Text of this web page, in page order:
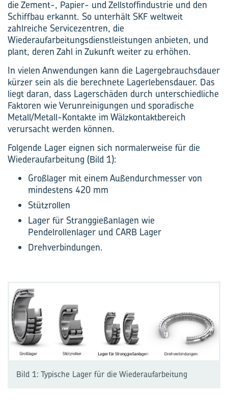
die Zement-, Papier- und Zellstoffindustrie­ und den
Schiffbau erkannt. So unterhält SKF weltweit
zahlreiche Servicezentren, die
Wiederaufarbeitungsdienstleistungen anbieten, und
plant, deren Zahl in Zukunft weiter zu erhöhen.
In vielen Anwendungen kann die Lagergebrauchsdauer
kürzer sein als die berechnete Lagerlebensdauer. Das
liegt daran, dass Lagerschäden durch unterschiedliche
Faktoren wie Verunreinigungen und sporadische
Metall/Metall-Kontakte im Wälzkontaktbereich
verursacht werden können.
Folgende Lager eignen sich normalerweise für die
Wiederaufarbeitung (Bild 1):
Großlager mit einem Außendurchmesser von
mindestens 420 mm
Stützrollen
Lager für Stranggießanlagen wie
Pendelrollenlager und CARB Lager
Drehverbindungen.
Bild 1: Typische Lager für die Wiederaufarbeitung